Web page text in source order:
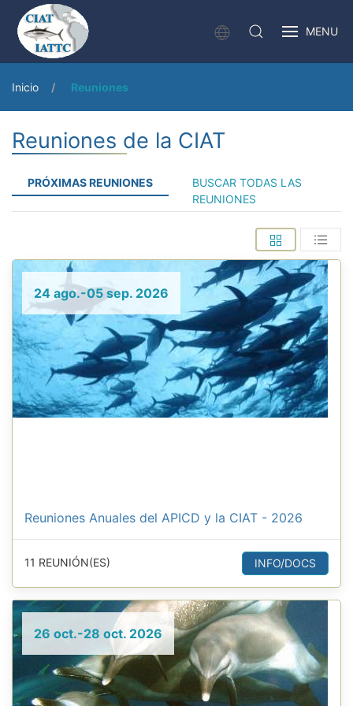
MENU
Inicio Reuniones
Reuniones de la CIAT
PRÓXIMAS REUNIONES
BUSCAR TODAS LAS
REUNIONES
24 ago.-05 sep. 2026
Reuniones Anuales del APICD y la CIAT - 2026
11 REUNIÓN(ES) INFO/DOCS
26 oct.-28 oct. 2026